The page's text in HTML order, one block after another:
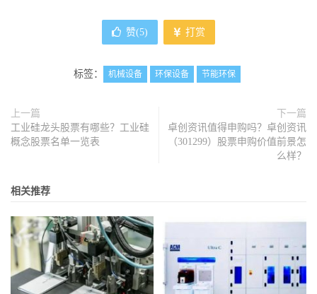
赞(5) 打赏
标签： 机械设备 环保设备 节能环保
上一篇
工业硅龙头股票有哪些？工业硅
概念股票名单一览表
下一篇
卓创资讯值得申购吗？卓创资讯
（301299）股票申购价值前景怎
么样？
相关推荐